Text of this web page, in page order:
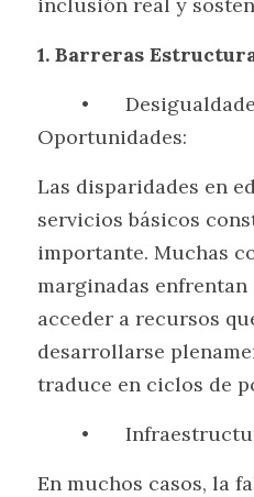
1. Barreras
Oportunidades:
Las disparidades en
servicios básicos
importante. Muchas
marginadas
acceder a recursos
desarrollarse
traduce en ciclos de
•
En muchos casos, la